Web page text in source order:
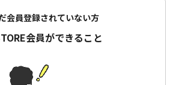
会員登録されていない方
会員ができること